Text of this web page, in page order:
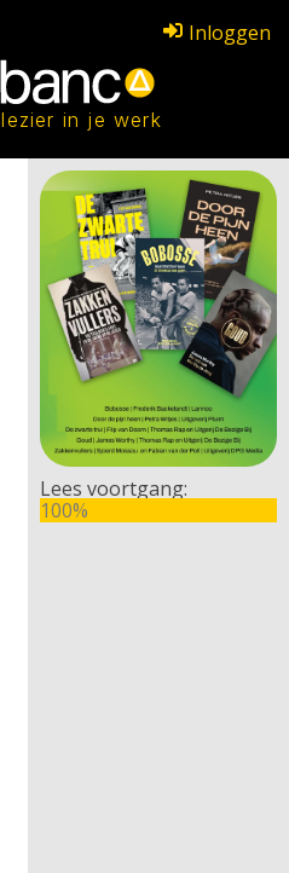
Inloggen
in je werk
Lees voortgang:
100%